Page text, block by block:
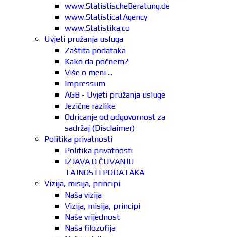
www.StatistischeBeratung.de
www.Statistical.Agency
www.Statistika.co
Uvjeti pružanja usluga
Zaštita podataka
Kako da počnem?
Više o meni ...
Impressum
AGB - Uvjeti pružanja usluge
Jezične razlike
Odricanje od odgovornost za
sadržaj (Disclaimer)
Politika privatnosti
Politika privatnosti
IZJAVA O ČUVANJU
TAJNOSTI PODATAKA
Vizija, misija, principi
Naša vizija
Vizija, misija, principi
Naše vrijednost
Naša filozofija